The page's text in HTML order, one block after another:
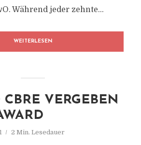
Während jeder zehnte...
WEITERLESEN
VERGEBEN
2 Min. Lesedauer